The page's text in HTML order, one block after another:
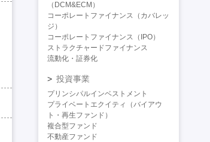
（DCM&ECM）
コーポレートファイナンス（カバレッ
ジ）
コーポレートファイナンス（IPO）
ストラクチャードファイナンス
流動化・証券化
投資事業
プリンシパルインベストメント
プライベートエクイティ（バイアウ
ト・再生ファンド）
複合型ファンド
不動産ファンド